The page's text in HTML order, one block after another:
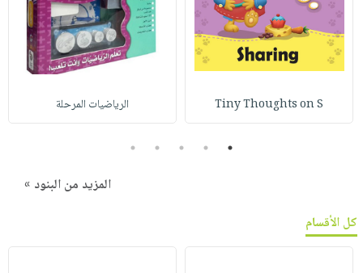
Tiny Thoughts on S الرياضيات المرحلة
1
2
3
4
5
المزيد من البنود »
كل الأقسام